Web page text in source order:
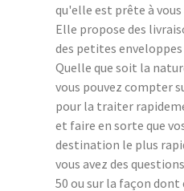
qu'elle est prête à
Elle propose des
des petites
Quelle que soit la
vous pouvez compter
pour la traiter
et faire en sorte que
destination le plus
vous avez des
50 ou sur la façon dont